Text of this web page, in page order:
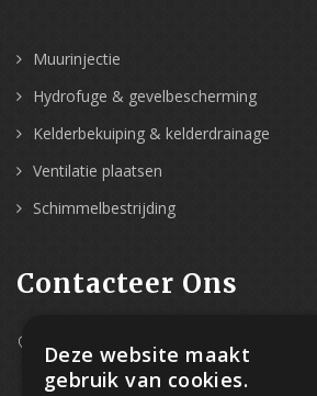
Muurinjectie
Hydrofuge & gevelbescherming
Kelderbekuiping & kelderdrainage
Ventilatie plaatsen
Schimmelbestrijding
Contacteer Ons
Westpoort 37B,
2070 Zwijndrecht
Deze website maakt
gebruik van cookies.